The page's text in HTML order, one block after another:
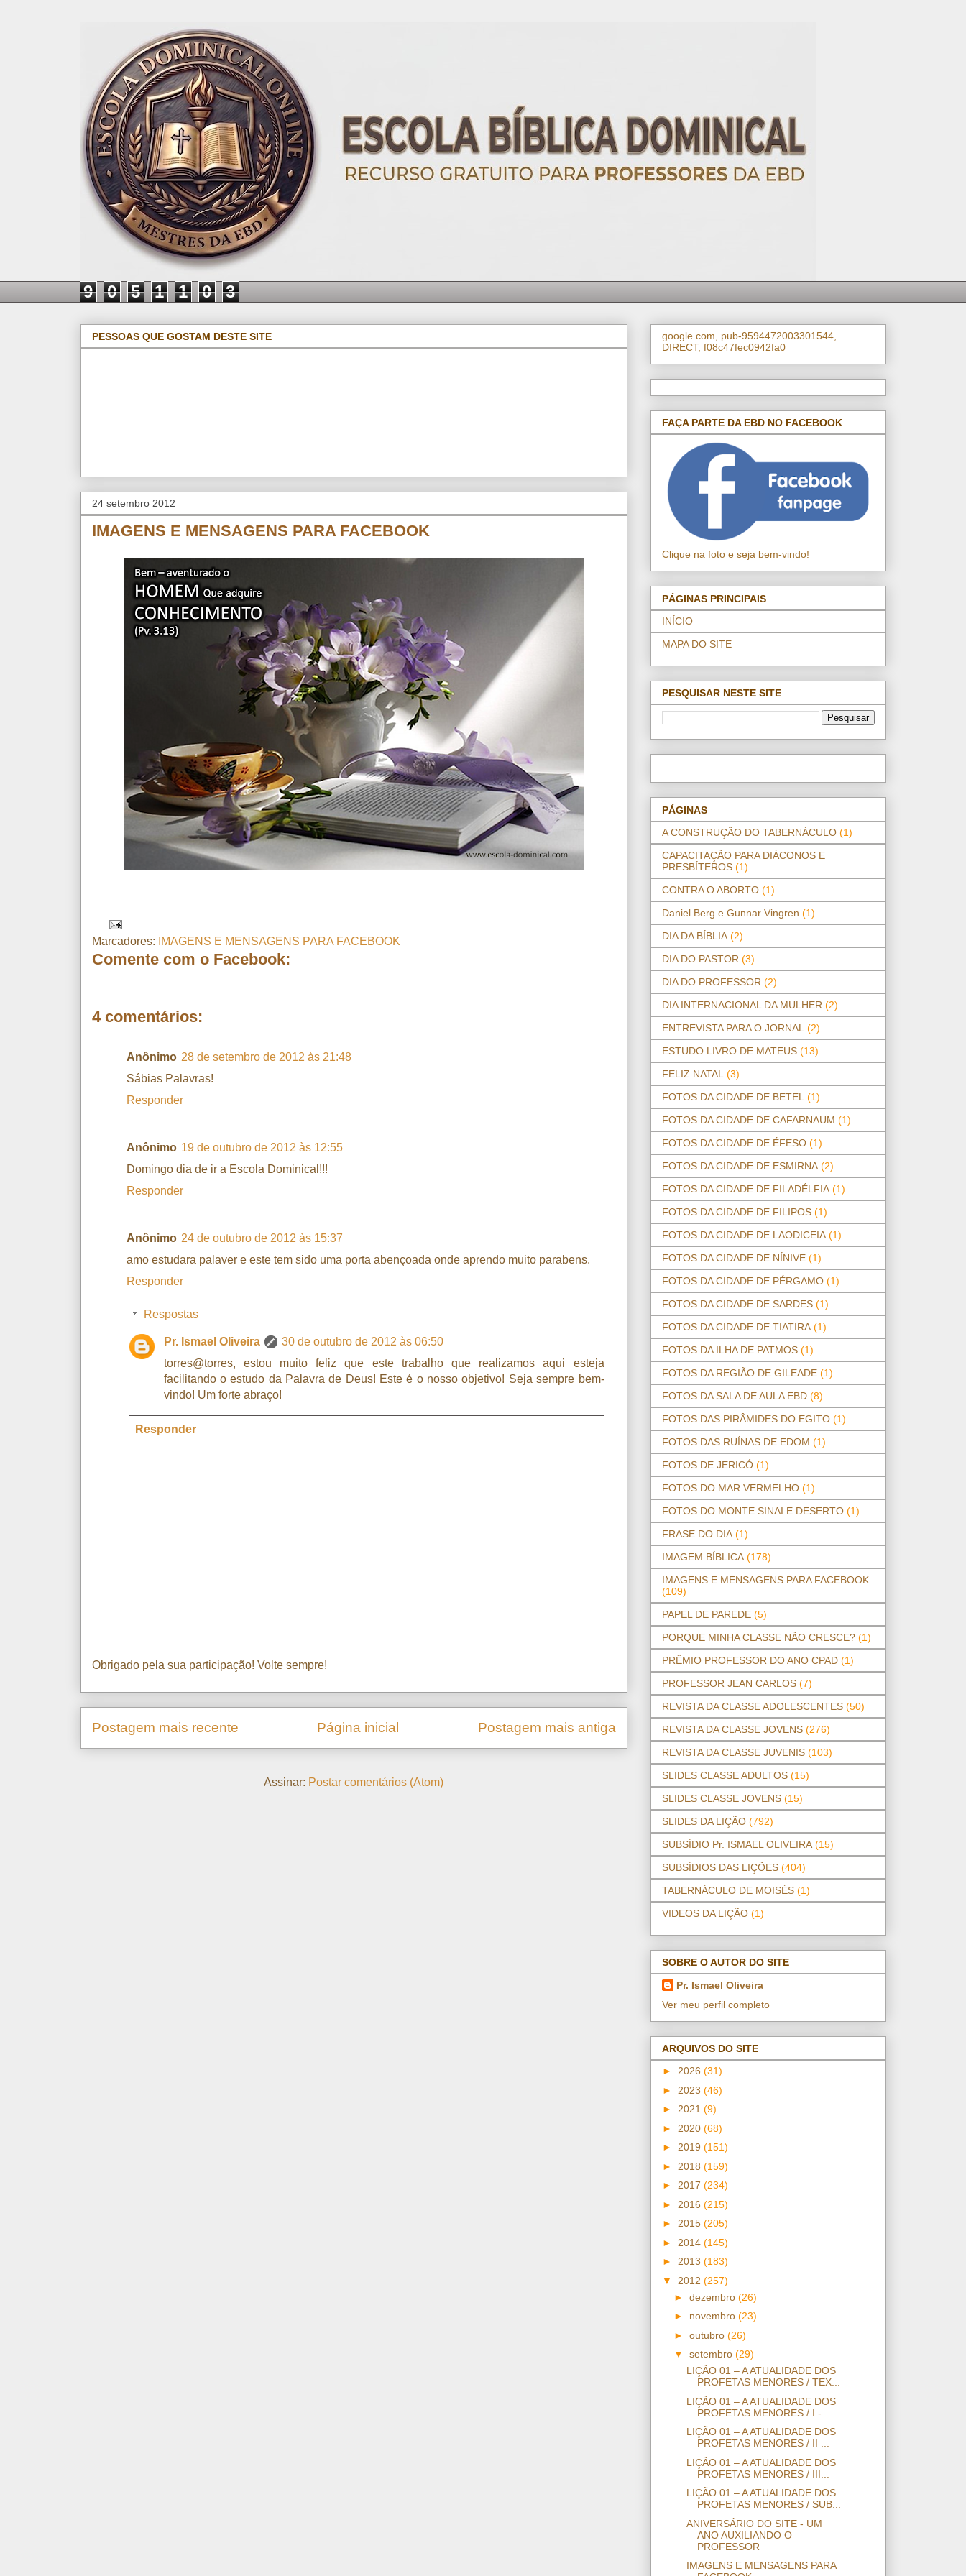
9 0 5 1 1 0 3
PESSOAS QUE GOSTAM DESTE SITE
24 setembro 2012
IMAGENS E MENSAGENS PARA FACEBOOK
Marcadores: IMAGENS E MENSAGENS PARA FACEBOOK
Comente com o Facebook:
4 comentários:
Anônimo 28 de setembro de 2012 às 21:48
Sábias Palavras!
Responder
Anônimo 19 de outubro de 2012 às 12:55
Domingo dia de ir a Escola Dominical!!!
Responder
Anônimo 24 de outubro de 2012 às 15:37
amo estudara palaver e este tem sido uma porta abençoada onde aprendo muito parabens.
Responder
Respostas
Pr. Ismael Oliveira
30 de outubro de 2012 às 06:50
torres@torres, estou muito feliz que este trabalho que realizamos aqui esteja
facilitando o estudo da Palavra de Deus! Este é o nosso objetivo! Seja sempre bem-
vindo! Um forte abraço!
Responder
Obrigado pela sua participação! Volte sempre!
Postagem mais recente Postagem mais antiga
Página inicial
Assinar: Postar comentários (Atom)
google.com, pub-9594472003301544,
DIRECT, f08c47fec0942fa0
FAÇA PARTE DA EBD NO FACEBOOK
Clique na foto e seja bem-vindo!
PÁGINAS PRINCIPAIS
INÍCIO
MAPA DO SITE
PESQUISAR NESTE SITE
PÁGINAS
A CONSTRUÇÃO DO TABERNÁCULO (1)
CAPACITAÇÃO PARA DIÁCONOS E
PRESBÍTEROS (1)
CONTRA O ABORTO (1)
Daniel Berg e Gunnar Vingren (1)
DIA DA BÍBLIA (2)
DIA DO PASTOR (3)
DIA DO PROFESSOR (2)
DIA INTERNACIONAL DA MULHER (2)
ENTREVISTA PARA O JORNAL (2)
ESTUDO LIVRO DE MATEUS (13)
FELIZ NATAL (3)
FOTOS DA CIDADE DE BETEL (1)
FOTOS DA CIDADE DE CAFARNAUM (1)
FOTOS DA CIDADE DE ÉFESO (1)
FOTOS DA CIDADE DE ESMIRNA (2)
FOTOS DA CIDADE DE FILADÉLFIA (1)
FOTOS DA CIDADE DE FILIPOS (1)
FOTOS DA CIDADE DE LAODICEIA (1)
FOTOS DA CIDADE DE NÍNIVE (1)
FOTOS DA CIDADE DE PÉRGAMO (1)
FOTOS DA CIDADE DE SARDES (1)
FOTOS DA CIDADE DE TIATIRA (1)
FOTOS DA ILHA DE PATMOS (1)
FOTOS DA REGIÃO DE GILEADE (1)
FOTOS DA SALA DE AULA EBD (8)
FOTOS DAS PIRÂMIDES DO EGITO (1)
FOTOS DAS RUÍNAS DE EDOM (1)
FOTOS DE JERICÓ (1)
FOTOS DO MAR VERMELHO (1)
FOTOS DO MONTE SINAI E DESERTO (1)
FRASE DO DIA (1)
IMAGEM BÍBLICA (178)
IMAGENS E MENSAGENS PARA FACEBOOK
(109)
PAPEL DE PAREDE (5)
PORQUE MINHA CLASSE NÃO CRESCE? (1)
PRÊMIO PROFESSOR DO ANO CPAD (1)
PROFESSOR JEAN CARLOS (7)
REVISTA DA CLASSE ADOLESCENTES (50)
REVISTA DA CLASSE JOVENS (276)
REVISTA DA CLASSE JUVENIS (103)
SLIDES CLASSE ADULTOS (15)
SLIDES CLASSE JOVENS (15)
SLIDES DA LIÇÃO (792)
SUBSÍDIO Pr. ISMAEL OLIVEIRA (15)
SUBSÍDIOS DAS LIÇÕES (404)
TABERNÁCULO DE MOISÉS (1)
VIDEOS DA LIÇÃO (1)
SOBRE O AUTOR DO SITE
Pr. Ismael Oliveira
Ver meu perfil completo
ARQUIVOS DO SITE
► 2026 (31)
► 2023 (46)
► 2021 (9)
► 2020 (68)
► 2019 (151)
► 2018 (159)
► 2017 (234)
► 2016 (215)
► 2015 (205)
► 2014 (145)
► 2013 (183)
▼ 2012 (257)
►dezembro(26)
► novembro(23)
►outubro(26)
▼setembro(29)
LIÇÃO 01 – A ATUALIDADE DOS
PROFETAS MENORES / TEX...
LIÇÃO 01 – A ATUALIDADE DOS
PROFETAS MENORES / I -...
LIÇÃO 01 – A ATUALIDADE DOS
PROFETAS MENORES / II ...
LIÇÃO 01 – A ATUALIDADE DOS
PROFETAS MENORES / III...
LIÇÃO 01 – A ATUALIDADE DOS
PROFETAS MENORES / SUB...
ANIVERSÁRIO DO SITE - UM
ANO AUXILIANDO O
PROFESSOR
IMAGENS E MENSAGENS PARA